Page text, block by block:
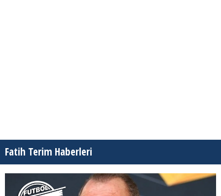
Fatih Terim Haberleri